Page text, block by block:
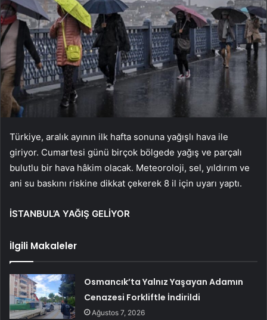
Türkiye, aralık ayının ilk hafta sonuna yağışlı hava ile
giriyor. Cumartesi günü birçok bölgede yağış ve parçalı
bulutlu bir hava hâkim olacak. Meteoroloji, sel, yıldırım ve
ani su baskını riskine dikkat çekerek 8 il için uyarı yaptı.
İSTANBUL’A YAĞIŞ GELİYOR
İlgili Makaleler
Osmancık’ta Yalnız Yaşayan Adamın
Cenazesi Forkliftle İndirildi
Ağustos 7, 2026